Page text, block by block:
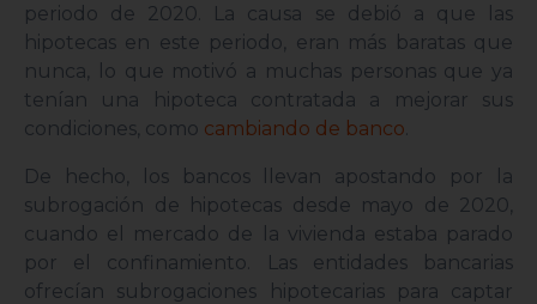
periodo de 2020. La causa se debió a que las
hipotecas en este periodo, eran más baratas que
nunca, lo que motivó a muchas personas que ya
tenían una hipoteca contratada a mejorar sus
condiciones, como cambiando de banco
De hecho, los bancos llevan apostando por la
subrogación de hipotecas desde mayo de 2020,
cuando el mercado de la vivienda estaba parado
por el confinamiento. Las entidades bancarias
ofrecían subrogaciones hipotecarias para captar